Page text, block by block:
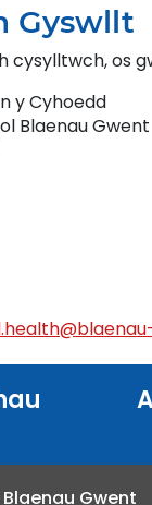
Gyswllt
cysylltwch, os
y Cyhoedd
Blaenau Gwent
A
Gwent